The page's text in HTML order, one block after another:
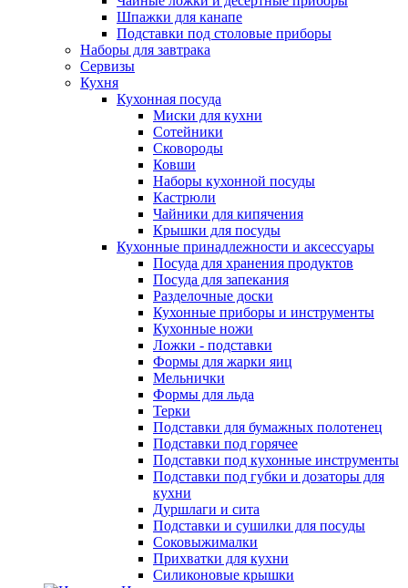
Шпажки для канапе
Подставки под столовые приборы
Наборы для завтрака
Сервизы
Кухня
Кухонная посуда
Миски для кухни
Сотейники
Сковороды
Ковши
Наборы кухонной посуды
Кастрюли
Чайники для кипячения
Крышки для посуды
Кухонные принадлежности и аксессуары
Посуда для хранения продуктов
Посуда для запекания
Разделочные доски
Кухонные приборы и инструменты
Кухонные ножи
Ложки - подставки
Формы для жарки яиц
Мельнички
Формы для льда
Терки
Подставки для бумажных полотенец
Подставки под горячее
Подставки под кухонные инструменты
Подставки под губки и дозаторы для
кухни
Дуршлаги и сита
Подставки и сушилки для посуды
Соковыжималки
Прихватки для кухни
Силиконовые крышки